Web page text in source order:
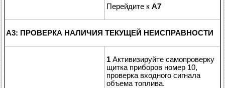
Перейдите к A7
A3: ПРОВЕРКА НАЛИЧИЯ ТЕКУЩЕЙ НЕИСПРАВНОСТИ
1 Активизируйте самопроверку
щитка приборов номер 10,
проверка входного сигнала
объема топлива.